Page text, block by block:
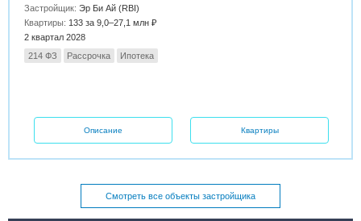
Застройщик:Эр Би Ай (RBI)
Квартиры: 133 за 9,0–27,1 млн ₽
2 квартал 2028
214 ФЗ
Рассрочка Ипотека
Описание Квартиры
Смотреть все объекты застройщика